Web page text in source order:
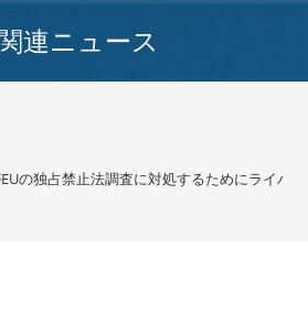
連ニュース
の独占禁止法調査に対処するためにライバ